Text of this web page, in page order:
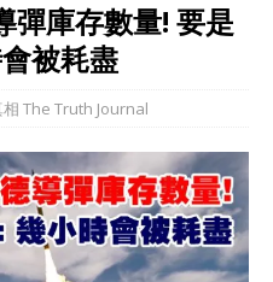
彈庫存數量! 要是
被耗盡
The Truth Journal